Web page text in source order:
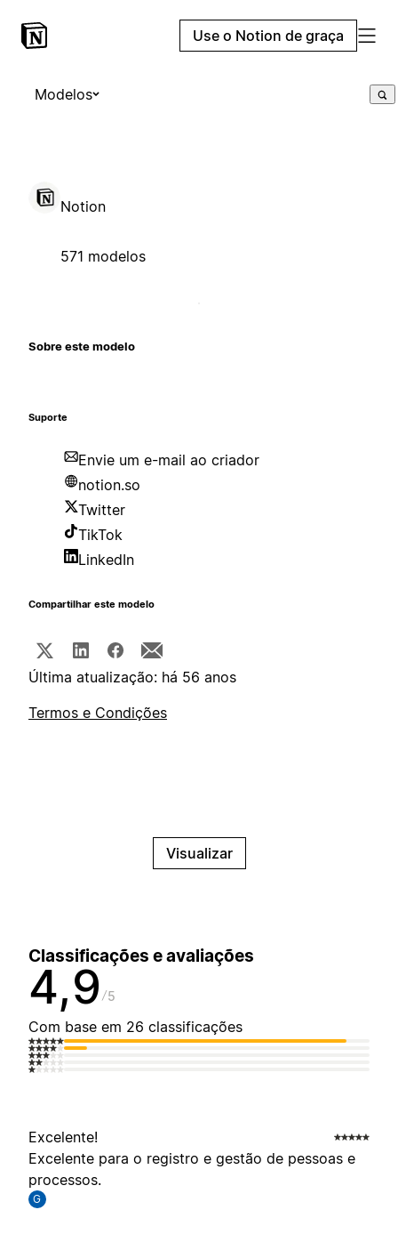
Use o Notion de graça
Modelos
Notion
571 modelos
Sobre este modelo
Suporte
Envie um e-mail ao criador
notion.so
Twitter
TikTok
LinkedIn
Compartilhar este modelo
Última atualização: há 56 anos
Termos e Condições
Visualizar
Classificações e avaliações
4,9 5
Com base em 26 classificações
Excelente!
Excelente para o registro e gestão de pessoas e
processos.
G